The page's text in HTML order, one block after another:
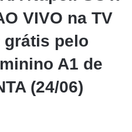
VIVO na TV
grátis pelo
A1 de
(24/06)